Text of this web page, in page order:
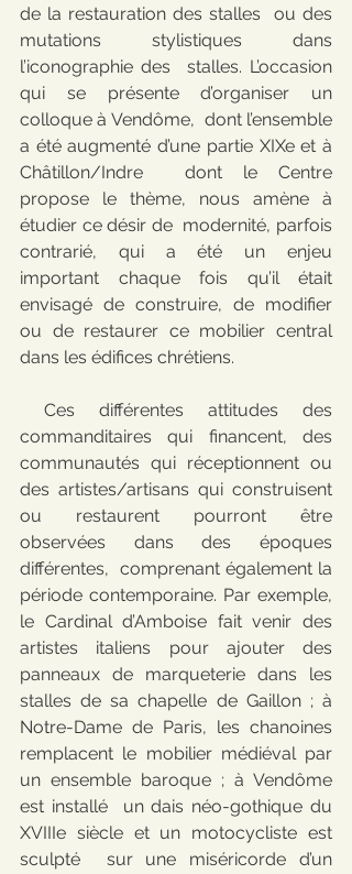
de la restauration des stalles  ou des
mutations stylistiques dans
l’iconographie des  stalles. L’occasion
qui se présente d’organiser un
colloque à Vendôme,  dont l’ensemble
a été augmenté d’une partie XIXe et à
Châtillon/Indre  dont le Centre
propose le thème, nous amène à
étudier ce désir de  modernité, parfois
contrarié, qui a été un enjeu
important chaque fois qu’il était
envisagé de construire, de modifier
ou de restaurer ce mobilier central
dans les édifices chrétiens.
commanditaires qui financent, des
communautés qui réceptionnent ou
des artistes/artisans qui construisent
ou restaurent pourront être
observées dans des époques
différentes,  comprenant également la
période contemporaine. Par exemple,
le Cardinal d’Amboise fait venir des
artistes italiens pour ajouter des
panneaux de marqueterie dans les
stalles de sa chapelle de Gaillon ; à
Notre-Dame de Paris, les chanoines
remplacent le mobilier médiéval par
un ensemble baroque ; à Vendôme
est installé  un dais néo-gothique du
XVIIIe siècle et un motocycliste est
sculpté  sur une miséricorde d’un